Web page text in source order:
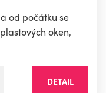
od počátku se
oken,
DETAIL